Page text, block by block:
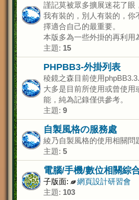
謹記莫被眾多擴展迷花了眼
我有裝的，別人有裝的，你
擇適合自己的最重要。
本版多為一些外掛的再利用
主題: 15
PHPBB3-外掛列表
稜鏡之森目前使用
大多是目前所使用或曾使用
能，純為記錄僅供參考。
主題: 9
自製風格の服務處
綾乃自製風格的使用相關問
主題: 5
電腦/手機/數位相關綜
子版面:
網頁設計研習會
主題: 103